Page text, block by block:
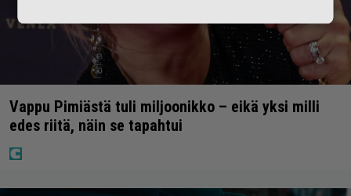
Vappu Pimiästä tuli miljoonikko – eikä yksi milli
edes riitä, näin se tapahtui